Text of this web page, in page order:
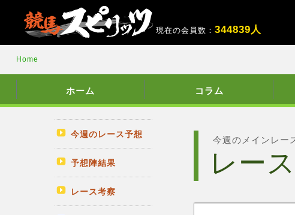
現在の会員数：344839人
Home
ホーム コラム
今週のレース予想
予想陣結果
レース考察
今週のメインレー
レー